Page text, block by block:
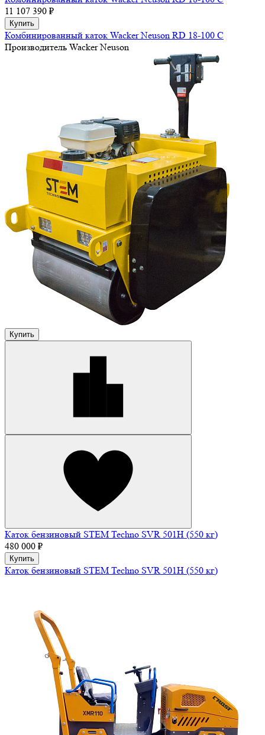
11 107 390 ₽
Купить
Комбинированный каток Wacker Neuson RD 18-100 C
Производитель Wacker Neuson
Купить
Каток бензиновый STEM Techno SVR 501H (550 кг)
480 000 ₽
Купить
Каток бензиновый STEM Techno SVR 501H (550 кг)